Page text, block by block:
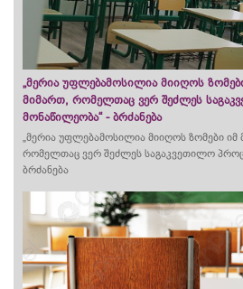
„მერია უფლებამოსილია მიიღოს
მიმართ, რომელთაც ვერ შეძლეს
მონაწილეობა“ - ბრძანება
„მერია უფლებამოსილია მიიღოს ზომები
რომელთაც ვერ შეძლეს საგაკვეთილო
ბრძანება